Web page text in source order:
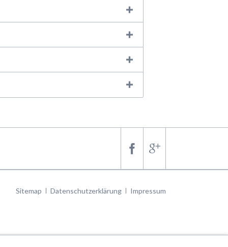
Navigation
Sitemap Datenschutzerklärung Impressum